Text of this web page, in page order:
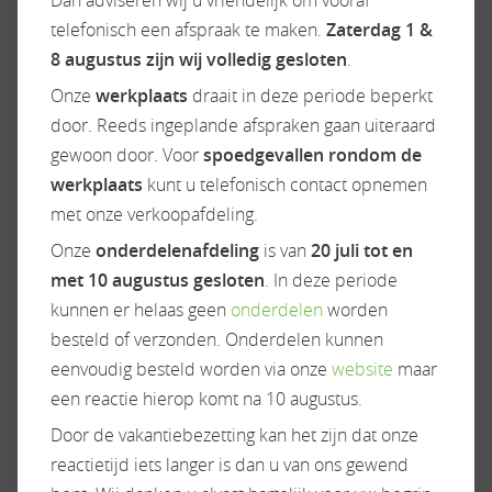
camperverhuur, huurcamper
Bij ons staat SERVICE in hoofdletters geschreven.
kosten en inclusief bovaggarantie tenzij anders
vermeld. Zie onze website WWW.CAMPERDREAM.NL
voor meer info. Wij zijn officieel Rapido, Dreamer &
Carado (made by Hymer) dealer.
ACCESSOIRES
Exterieur/Interieur
Bagageruimte
Buitenlamp
Combicassettes
Dakluik
Keuken
Boiler
Gascomfoor
Koelkast
telefonisch een afspraak te maken. Zaterdag 1 &
8 augustus zijn wij volledig gesloten.
Onze werkplaats draait in deze periode beperkt
door. Reeds ingeplande afspraken gaan uiteraard
gewoon door. Voorspoedgevallen rondom de
werkplaats kunt u telefonisch contact opnemen
met onze verkoopafdeling.
Onze onderdelenafdeling is van 20 juli tot en
met 10 augustus gesloten. In deze periode
kunnen er helaas geen onderdelen worden
besteld of verzonden. Onderdelen kunnen
eenvoudig besteld worden via onze website maar
een reactie hierop komt na 10 augustus.
Door de vakantiebezetting kan het zijn dat onze
reactietijd iets langer is dan u van ons gewend